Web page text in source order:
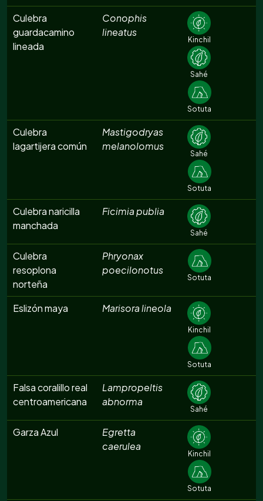
Culebra
guardacamino
lineada
Conophis
lineatus
Kinchil
Sahé
Sotuta
Culebra
lagartijera común
Mastigodryas
melanolomus
Sahé
Sotuta
Culebra naricilla
manchada
Ficimia publia
Sahé
Culebra
resoplona
norteña
Phryonax
poecilonotus
Sotuta
Eslizón maya Marisora lineola
Kinchil
Sotuta
Falsa coralillo real
centroamericana
Lampropeltis
abnorma
Sahé
Garza Azul
Egretta
caerulea
Kinchil
Sotuta